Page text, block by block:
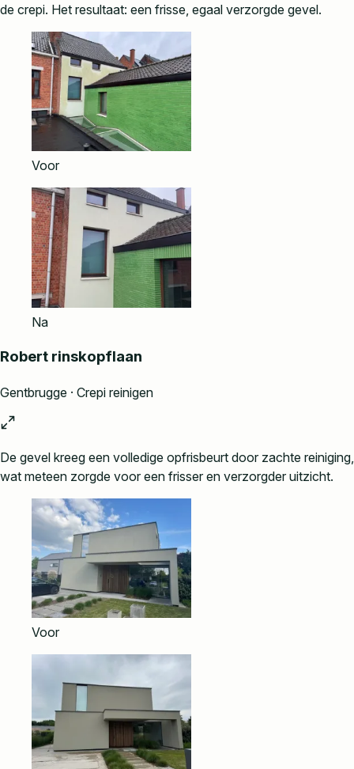
de crepi. Het resultaat: een frisse, egaal verzorgde gevel.
Voor
Na
Robert rinskopflaan
Gentbrugge · Crepi reinigen
De gevel kreeg een volledige opfrisbeurt door zachte reiniging,
wat meteen zorgde voor een frisser en verzorgder uitzicht.
Voor